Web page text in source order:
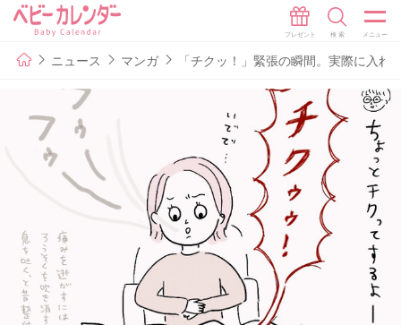
ニュース マンガ 「チクッ！」緊張の瞬間。実際に入